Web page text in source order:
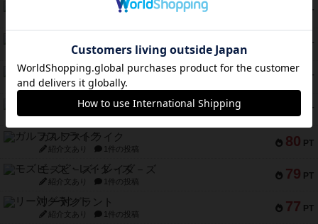
PT
ドブル：ポケットモンスター
PT
紹介文なし 5件の投稿
94 PT
ファースト・イン・フライト
紹介文あり 3件の投稿
PT
ダイススローン
紹介文なし 1件の投稿
80 PT
ガルフストライク
紹介文あり 1件の投稿
79 PT
モズビ－ズ・レイダ－ズ
紹介文あり 1件の投稿
77 PT
リー対グラント
紹介文あり 1件の投稿